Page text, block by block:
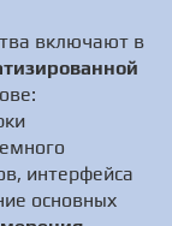
включают в
интерфейса
основных